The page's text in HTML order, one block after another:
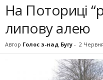
На Поториці
липову алею
Автор Голос з-над Бугу - 2